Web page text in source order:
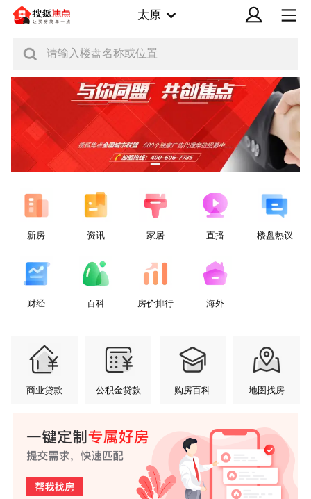
太原
请输入楼盘名称或位置
新房 资讯 家居 直播 楼盘热议
财经 百科 房价排行 海外
商业贷款 公积金贷款 购房百科 地图找房